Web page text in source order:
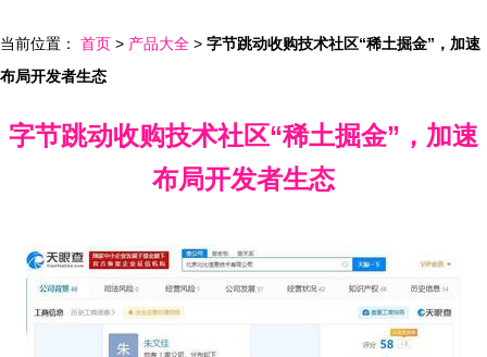
当前位置： 首页 > 产品大全 > 字节跳动收购技术社区“稀土掘金”，加速
布局开发者生态
字节跳动收购技术社区“稀土掘金”，加速
布局开发者生态